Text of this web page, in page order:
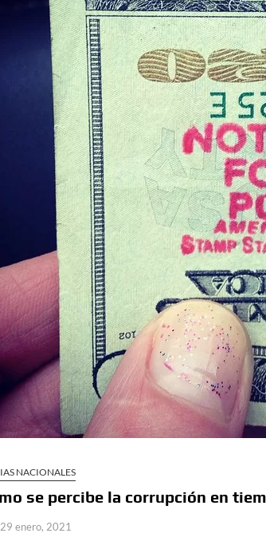
NACIONALES
se percibe la corrupción en
29 enero, 2021